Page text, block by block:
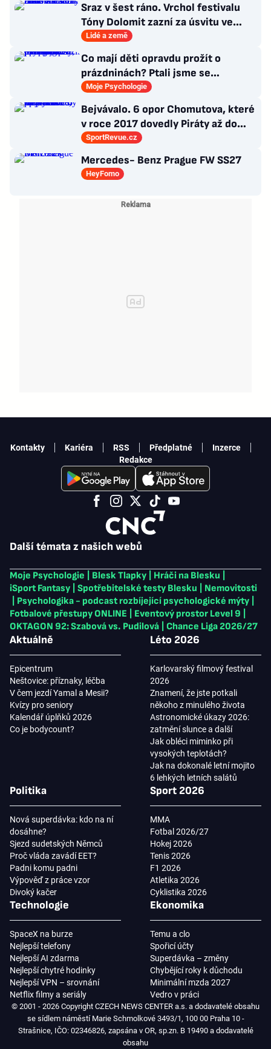
Sraz v šest ráno. Vrchol festivalu
Tóny Dolomit zazní za úsvitu ve
3000 metrech
Lidé a země
Co mají děti opravdu prožít o
prázdninách? Ptali jsme se
psycholožky, rodinného terapeuta a
pedagogů
Moje Psychologie
Bejvávalo. 6 opor Chomutova, které
v roce 2017 dovedly Piráty až do
semifinále play-off
SportRevue.cz
Mercedes- Benz Prague FW SS27
HeyFomo
Další témata z našich webů
Moje Psychologie Blesk Tlapky Hráči na Blesku
iSport Fantasy
Spotřebitelské testy Blesku
Nemovitosti
Psychologika - podcast rozbíjející psychologické mýty
Fotbalové přestupy ONLINE
Eventový prostor Level 9
OKTAGON 92: Szabová vs. Pudilová
Chance Liga 2026/27
Aktuálně
Epicentrum
Neštovice: příznaky, léčba
V čem jezdí Yamal a Mesii?
Kvízy pro seniory
Kalendář úplňků 2026
Co je bodycount?
Léto 2026
Karlovarský filmový festival
2026
Znamení, že jste potkali
někoho z minulého života
Astronomické úkazy 2026:
zatmění slunce a další
Jak obléci miminko při
vysokých teplotách?
Jak na dokonalé letní mojito
6 lehkých letních salátů
Politika
Nová superdávka: kdo na ní
dosáhne?
Sjezd sudetských Němců
Proč vláda zavádí EET?
Padni komu padni
Výpověď z práce vzor
Divoký kačer
Sport 2026
MMA
Fotbal 2026/27
Hokej 2026
Tenis 2026
F1 2026
Atletika 2026
Cyklistika 2026
Technologie
SpaceX na burze
Nejlepší telefony
Nejlepší AI zdarma
Nejlepší chytré hodinky
Nejlepší VPN – srovnání
Netflix filmy a seriály
Ekonomika
Temu a clo
Spořicí účty
Superdávka – změny
Chybějící roky k důchodu
Minimální mzda 2027
Vedro v práci
Kontakty Kariéra RSS Předplatné
Inzerce
Redakce
© 2001 - 2026 Copyright CZECH NEWS CENTER a.s. a dodavatelé obsahu
se sídlem náměstí Marie Schmolkové 3493/1, 100 00 Praha 10 -
Strašnice, IČO: 02346826, zapsána v OR, sp.zn. B 19490 a dodavatelé
obsahu